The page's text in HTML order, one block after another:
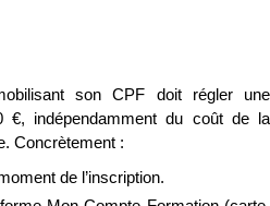
son CPF doit régler une
€, indépendamment du coût de la
Concrètement :
de l’inscription.